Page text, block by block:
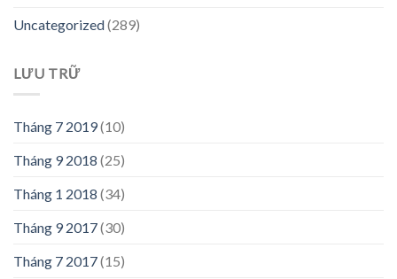
Uncategorized(289)
LƯU TRỮ
Tháng 7 2019(10)
Tháng 9 2018 (25)
Tháng 1 2018 (34)
Tháng 9 2017(30)
Tháng 7 2017(15)